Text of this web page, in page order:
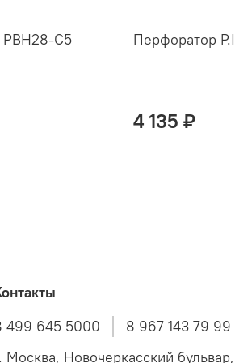
PBH28-C5 Перфоратор
4 135 ₽
499 645 5000
8 967 143 79 99
Москва, Новочеркасский